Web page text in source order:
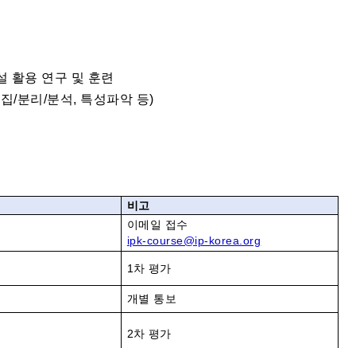
활용 연구 및 훈련
/분리/분석, 특성파악 등)
비고
이메일 접수
ipk-course@ip-korea.org
1 차 평가
개별 통보
2차 평가